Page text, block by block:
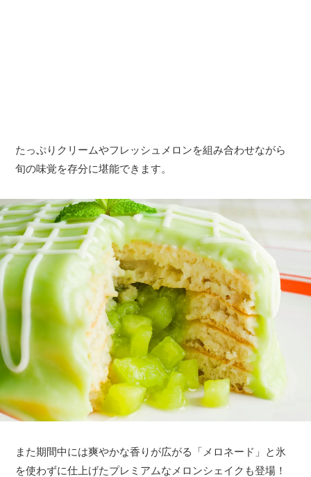
たっぷりクリームやフレッシュメロンを組み合わせながら
旬の味覚を存分に堪能できます。
また期間中には爽やかな香りが広がる「メロネード」と氷
を使わずに仕上げたプレミアムなメロンシェイクも登場！